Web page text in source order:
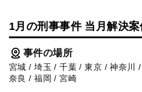
1月の刑事事件 当月解決案
事件の場所
宮城 / 埼玉 / 千葉 / 東京 / 神奈川
奈良 / 福岡 / 宮崎
求人採用